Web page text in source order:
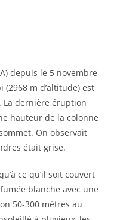
depuis le 5 novembre
(2968 m d’altitude) est
dernière éruption
hauteur de la colonne
On observait
était grise.
ce qu’il soit couvert
blanche avec une
50-300 mètres au